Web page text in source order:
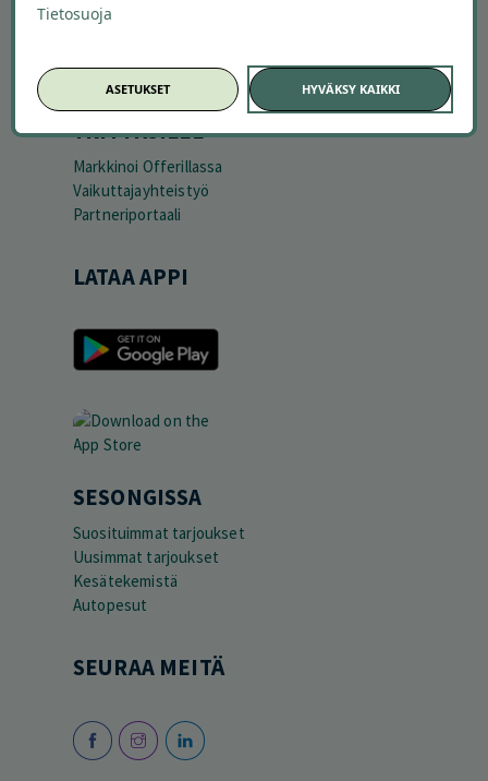
Ajankohtaista
Offerilla mediassa
YRITYKSILLE
Markkinoi Offerillassa
Vaikuttajayhteistyö
Partneriportaali
LATAA APPI
SESONGISSA
Suosituimmat tarjoukset
Uusimmat tarjoukset
Kesätekemistä
Autopesut
SEURAA MEITÄ
Tietosuoja
ASETUKSET HYVÄKSY KAIKKI